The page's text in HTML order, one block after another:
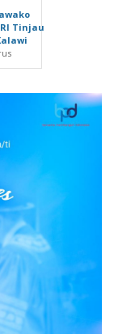
Tinjau